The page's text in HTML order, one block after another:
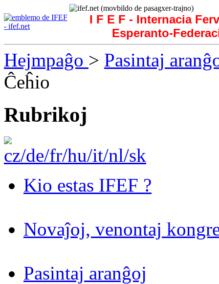
I F E F - Internacia
Esperanto-
Hejmpaĝo > Pasintaj
Ĉeĥio
Rubrikoj
Kio estas IFEF ?
Novaĵoj, venontaj
Pasintaj aranĝoj